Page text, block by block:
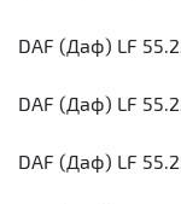
DAF (Даф) LF
DAF (Даф) LF
DAF (Даф) LF